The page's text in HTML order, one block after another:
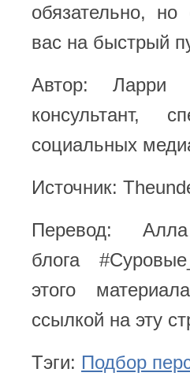
обязательно, но
вас на быстрый
Автор: Ларри
консультант,
социальных
Источник:
Перевод:
блога
этого
ссылкой на эту
Тэги: Подбор